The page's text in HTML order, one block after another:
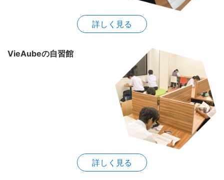
詳しく見る
VieAubeの自習館
詳しく見る